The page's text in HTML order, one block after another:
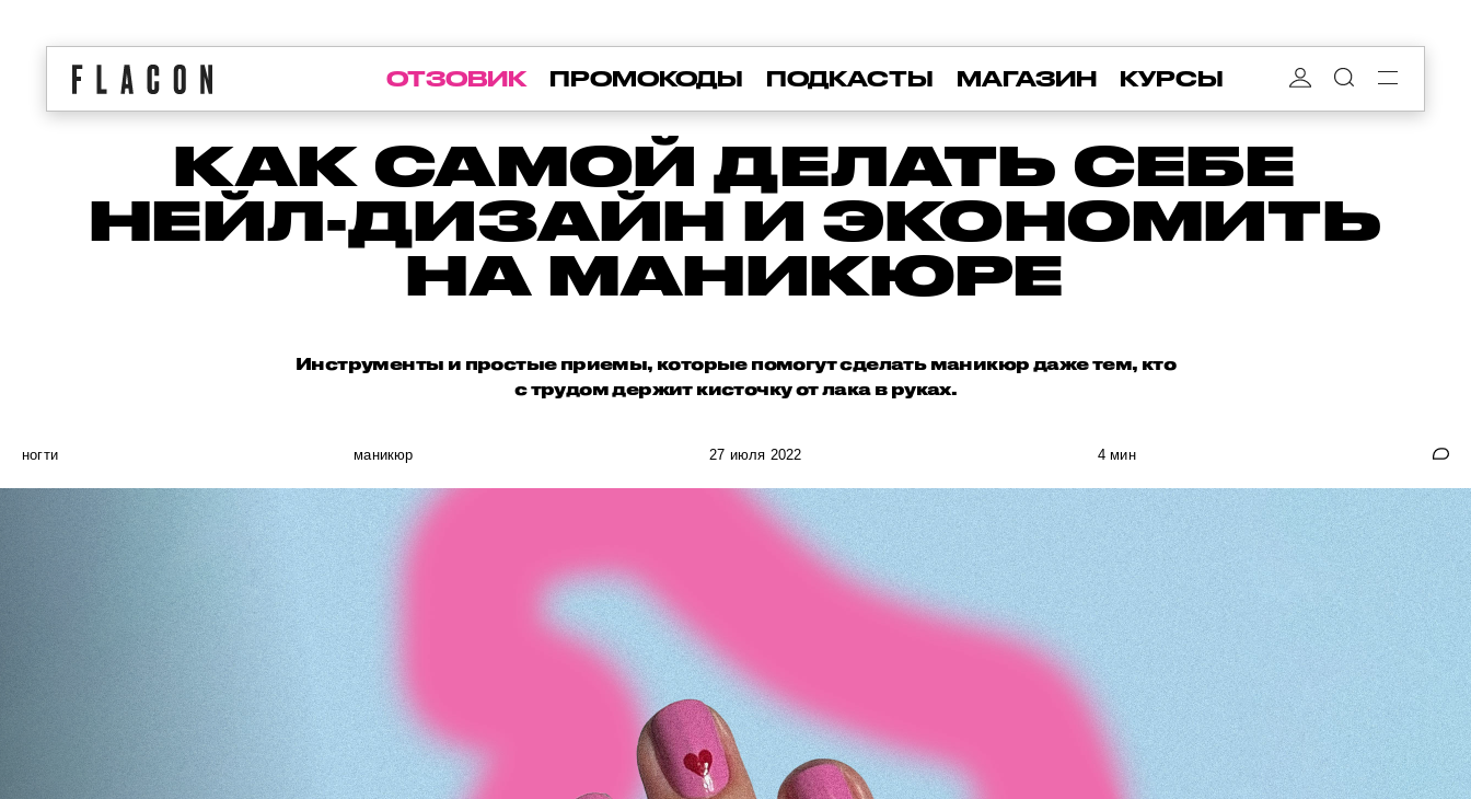
ОТЗОВИК ПРОМОКОДЫ ПОДКАСТЫ МАГАЗИН КУРСЫ
КАК САМОЙ ДЕЛАТЬ СЕБЕ
НЕЙЛ-ДИЗАЙН И ЭКОНОМИТЬ
НА МАНИКЮРЕ
Инструменты и простые приемы, которые помогут сделать маникюр даже тем, кто
с трудом держит кисточку от лака в руках.
ногти маникюр 27 июля 2022 4 мин